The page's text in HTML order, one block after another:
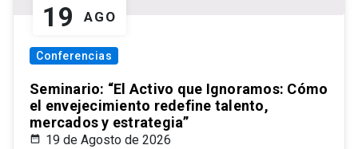
19 AGO
Conferencias
Seminario: “El Activo que Ignoramos: Cómo
el envejecimiento redefine talento,
mercados y estrategia”
19 de Agosto de 2026